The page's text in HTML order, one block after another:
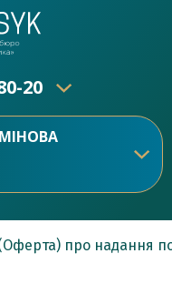
20
20
про надання